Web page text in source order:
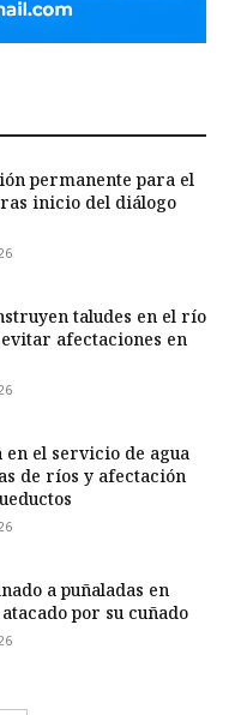
permanente para el
inicio del diálogo
taludes en el río
afectaciones en
el servicio de agua
de ríos y afectación
a puñaladas en
por su cuñado